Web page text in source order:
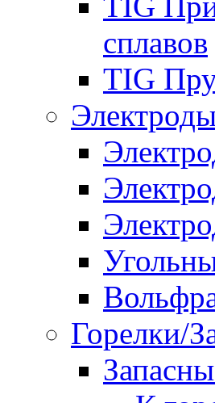
сплавов
TIG
Горелки/